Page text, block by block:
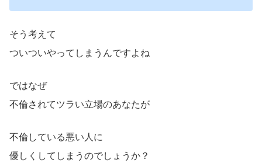
そう考えて
ついついやってしまうんですよね
ではなぜ
不倫されてツラい立場のあなたが
不倫している悪い人に
優しくしてしまうのでしょうか？